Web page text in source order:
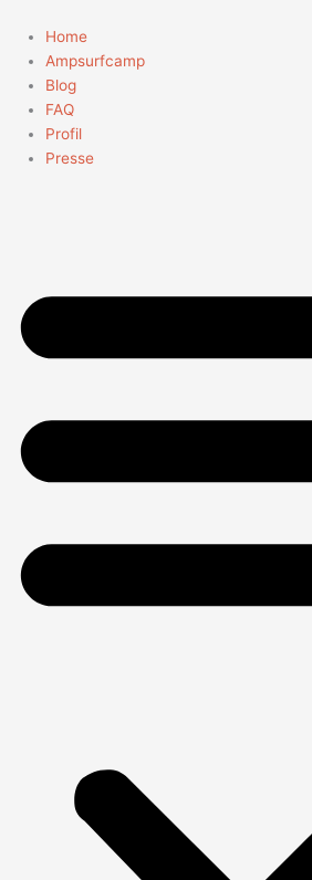
Inhalt
springen
Home
Ampsurfcamp
Blog
FAQ
Profil
Presse
nach: